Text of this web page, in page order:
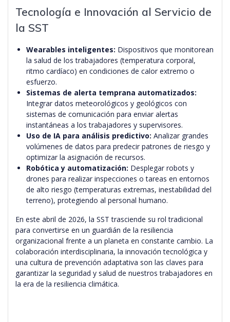
Tecnología e Innovación al Servicio de
la SST
Wearables inteligentes: Dispositivos que monitorean
la salud de los trabajadores (temperatura corporal,
ritmo cardíaco) en condiciones de calor extremo o
esfuerzo.
Sistemas de alerta temprana automatizados:
Integrar datos meteorológicos y geológicos con
sistemas de comunicación para enviar alertas
instantáneas a los trabajadores y supervisores.
Uso de IA para análisis predictivo: Analizar grandes
volúmenes de datos para predecir patrones de riesgo y
optimizar la asignación de recursos.
Robótica y automatización: Desplegar robots y
drones para realizar inspecciones o tareas en entornos
de alto riesgo (temperaturas extremas, inestabilidad del
terreno), protegiendo al personal humano.
En este abril de 2026, la SST trasciende su rol tradicional
para convertirse en un guardián de la resiliencia
organizacional frente a un planeta en constante cambio. La
colaboración interdisciplinaria, la innovación tecnológica y
una cultura de prevención adaptativa son las claves para
garantizar la seguridad y salud de nuestros trabajadores en
la era de la resiliencia climática.